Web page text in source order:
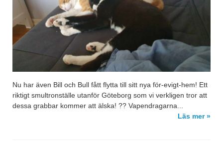
Nu har även Bill och Bull fått flytta till sitt nya för-evigt-hem! Ett
riktigt smultronställe utanför Göteborg som vi verkligen tror att
dessa grabbar kommer att älska! ?? Vapendragarna...
Läs mer »